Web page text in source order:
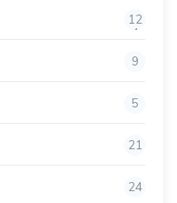
12
4
9
5
21
24